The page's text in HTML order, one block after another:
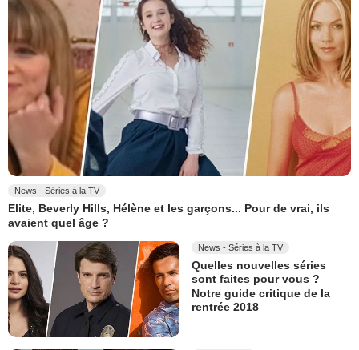
News - Séries à la TV
Elite, Beverly Hills, Hélène et les garçons... Pour de vrai, ils
avaient quel âge ?
News - Séries à la TV
Quelles nouvelles séries
sont faites pour vous ?
Notre guide critique de la
rentrée 2018